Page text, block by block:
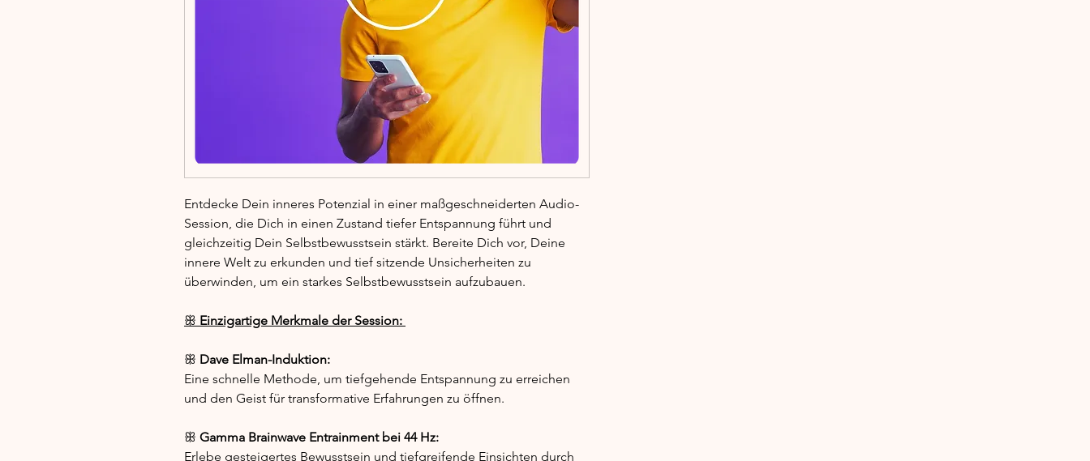
Entdecke Dein inneres Potenzial in einer maßgeschneiderten Audio-
Session, die Dich in einen Zustand tiefer Entspannung führt und
gleichzeitig Dein Selbstbewusstsein stärkt. Bereite Dich vor, Deine
innere Welt zu erkunden und tief sitzende Unsicherheiten zu
überwinden, um ein starkes Selbstbewusstsein aufzubauen.
ꕥ Einzigartige Merkmale der Session:
ꕥ Dave Elman-Induktion:
Eine schnelle Methode, um tiefgehende Entspannung zu erreichen
und den Geist für transformative Erfahrungen zu öffnen.
ꕥ Gamma Brainwave Entrainment bei 44 Hz:
Erlebe gesteigertes Bewusstsein und tiefgreifende Einsichten durch